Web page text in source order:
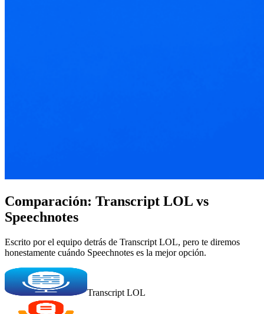
Comparación: Transcript LOL vs
Speechnotes
Escrito por el equipo detrás de Transcript LOL, pero te diremos
honestamente cuándo Speechnotes es la mejor opción.
Transcript LOL